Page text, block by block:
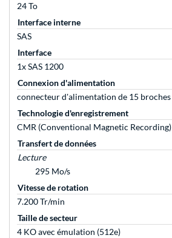
24 To
Interface interne
SAS
Interface
1x SAS 1200
Connexion d'alimentation
connecteur d'alimentation de 15 broches
Technologie d'enregistrement
CMR (Conventional Magnetic Recording)
Transfert de données
Lecture
295 Mo/s
Vitesse de rotation
7.200 Tr/min
Taille de secteur
4 KO avec émulation (512e)